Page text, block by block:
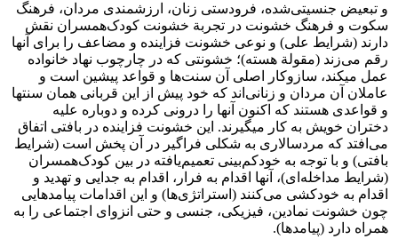
و تبعیض جنسیتی‌شده، فرودستی زنان، ارزشمندی مردان، فرهنگ
سکوت و فرهنگ خشونت در تجربة خشونت کودک‌همسران نقش
دارند (شرایط علی) و نوعی خشونت فزاینده و مضاعف را برای آنها
رقم می‌زند (مقولة هسته)؛ خشونتی که در چارچوب نهاد خانواده
عمل می­کند، سازوکار اصلی آن سنت‌ها و قواعد پیشین است و
عاملان آن مردان و زنانی‌اند که خود پیش از این قربانی همان سنت­ها
و قواعدی هستند که اکنون آن­ها را درونی کرده­ و دوباره علیه
دختران خویش به کار می­گیرند. این خشونت فزاینده در بافتی اتفاق
می‌افتد که مردسالاری به شکلی فراگیر در آن پخش است (شرایط
بافتی) و با توجه به خودکم‌بینی تعمیم‌یافته در بین کودک‌همسران
(شرایط مداخله‌ای)، آنها اقدام به فرار، اقدام به جدایی و تهدید و
اقدام به خودکشی می‌کنند (استراتژی‌ها) و این اقدامات پیامدهایی
چون خشونت نمادین، فیزیکی، جنسی و حتی انزوای اجتماعی را به
همراه دارد (پیامدها).